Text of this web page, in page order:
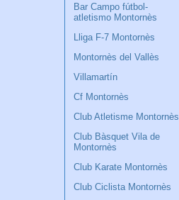
Bar Campo fútbol-
atletismo Montornès
Lliga F-7 Montornès
Montornès del Vallès
Villamartín
Cf Montornès
Club Atletisme Montornès
Club Bàsquet Vila de
Montornès
Club Karate Montornès
Club Ciclista Montornès